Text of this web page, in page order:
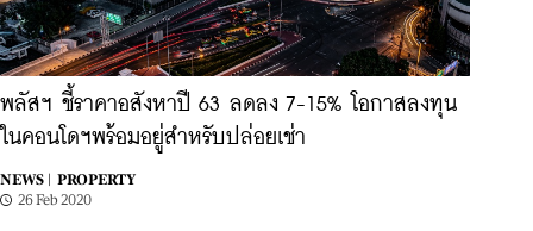
พลัสฯ ชี้ราคาอสังหาปี 63 ลดลง 7-15% โอกาสลงทุน
ในคอนโดฯพร้อมอยู่สำหรับปล่อยเช่า
NEWS |
PROPERTY
26 Feb 2020